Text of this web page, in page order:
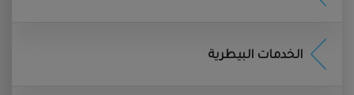
الخدمات البيطرية
למטרות הנדרשות לצורך מתן השירותים ויישמר אך ורק עבור
המטרות המפורטות